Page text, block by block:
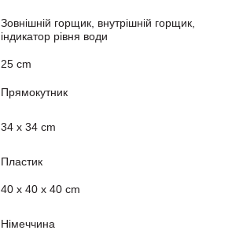
Зовнішній горщик, внутрішній горщик,
індикатор рівня води
25 cm
Прямокутник
34 x 34 cm
Пластик
40 x 40 x 40 cm
Німеччина